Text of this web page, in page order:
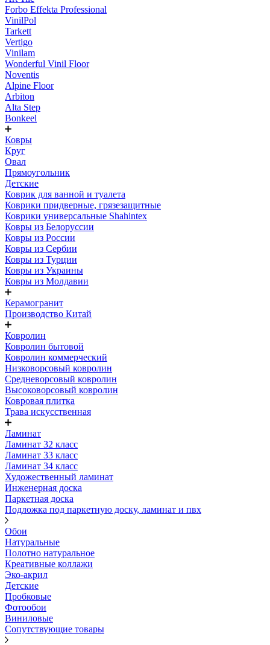
Forbo Effekta Professional
VinilPol
Tarkett
Vertigo
Vinilam
Wonderful Vinil Floor
Noventis
Alpine Floor
Arbiton
Alta Step
Bonkeel
Ковры
Круг
Овал
Прямоугольник
Детские
Коврик для ванной и туалета
Коврики придверные, грязезащитные
Коврики универсальные Shahintex
Ковры из Белоруссии
Ковры из России
Ковры из Сербии
Ковры из Турции
Ковры из Украины
Ковры из Молдавии
Керамогранит
Производство Китай
Ковролин
Ковролин бытовой
Ковролин коммерческий
Низковорсовый ковролин
Средневорсовый ковролин
Высоковорсовый ковролин
Ковровая плитка
Трава искусственная
Ламинат
Ламинат 32 класс
Ламинат 33 класс
Ламинат 34 класс
Художественный ламинат
Инженерная доска
Паркетная доска
Подложка под паркетную доску, ламинат и пвх
Обои
Натуральные
Полотно натуральное
Креативные коллажи
Эко-акрил
Детские
Пробковые
Фотообои
Виниловые
Сопутствующие товары